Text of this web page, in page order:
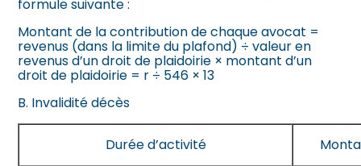
formule suivante :
Montant de la contribution de chaque avocat =
revenus (dans la limite du plafond) ÷ valeur en
revenus d’un droit de plaidoirie × montant d’un
droit de plaidoirie = r ÷ 546 × 13
B. Invalidité décès
Durée d’activité